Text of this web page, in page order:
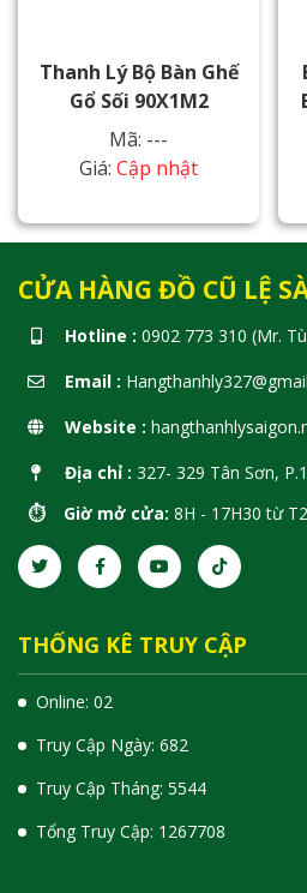
Thanh Lý Bộ Bàn Ghế
Gổ Sối 90X1M2
Mã: ---
Giá: Cập nhật
CỬA HÀNG ĐỒ CŨ LỆ
Hotline : 0902 773 310 (Mr.
Email :
Website :
Địa chỉ : 327- 329 Tân Sơn,
⏱️ Giờ mở cửa: 8H - 17H30 từ
THỐNG KÊ TRUY CẬP
Online: 02
Truy Cập Ngày: 682
Truy Cập Tháng: 5544
Tổng Truy Cập: 1 267708